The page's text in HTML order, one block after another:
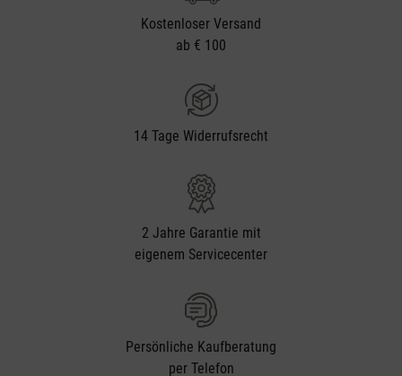
Kostenloser Versand
ab € 100
14 Tage Widerrufsrecht
2 Jahre Garantie mit
eigenem Servicecenter
Persönliche Kaufberatung
per Telefon